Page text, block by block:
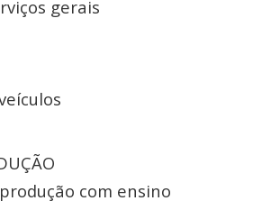
gerais
com ensino